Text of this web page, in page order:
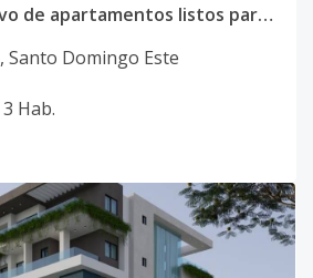
Proyecto exclusivo de apartamentos listos para entrega
, Santo Domingo Este
3 Hab.